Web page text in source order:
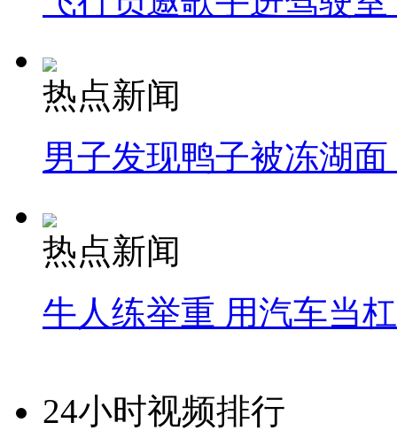
热点新闻
男子发现鸭子被冻湖
热点新闻
牛人练举重 用汽车当
24小时视频排行